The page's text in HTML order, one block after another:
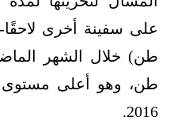
طن، وهو أعلى مستوى
2016.